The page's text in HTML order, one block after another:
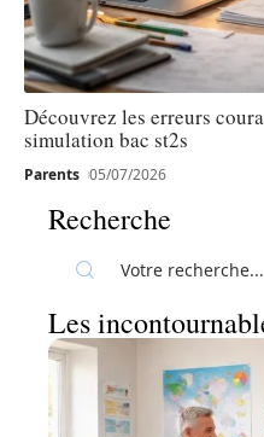
Découvrez les erreurs
simulation bac st2s
Parents 05/07/2026
Recherche
Les